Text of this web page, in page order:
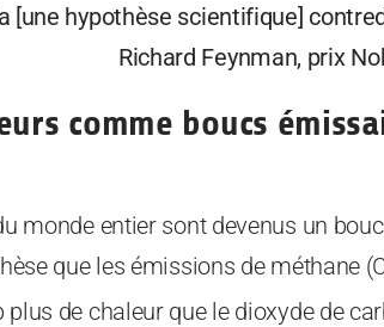
[une hypothèse scientifique]
Richard Feynman, prix
comme boucs
monde entier sont devenus un
que les émissions de méthane
de chaleur que le dioxyde de